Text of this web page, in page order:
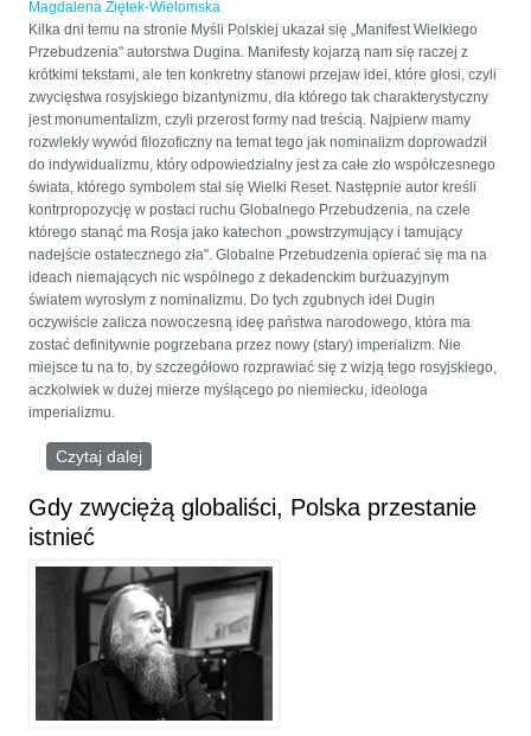
Magdalena Ziętek-Wielomska
Kilka dni temu na stronie Myśli Polskiej ukazał się „Manifest Wielkiego
Przebudzenia" autorstwa Dugina. Manifesty kojarzą nam się raczej z
krótkimi tekstami, ale ten konkretny stanowi przejaw idei, które głosi, czyli
zwycięstwa rosyjskiego bizantynizmu, dla którego tak charakterystyczny
jest monumentalizm, czyli przerost formy nad treścią. Najpierw mamy
rozwlekły wywód filozoficzny na temat tego jak nominalizm doprowadził
do indywidualizmu, który odpowiedzialny jest za całe zło współczesnego
świata, którego symbolem stał się Wielki Reset. Następnie autor kreśli
kontrpropozycję w postaci ruchu Globalnego Przebudzenia, na czele
którego stanąć ma Rosja jako katechon „powstrzymujący i tamujący
nadejście ostatecznego zła". Globalne Przebudzenia opierać się ma na
ideach niemających nic wspólnego z dekadenckim burżuazyjnym
światem wyrosłym z nominalizmu. Do tych zgubnych idei Dugin
oczywiście zalicza nowoczesną ideę państwa narodowego, która ma
zostać definitywnie pogrzebana przez nowy (stary) imperializm. Nie
miejsce tu na to, by szczegółowo rozprawiać się z wizją tego rosyjskiego,
aczkolwiek w dużej mierze myślącego po niemiecku, ideologa
imperializmu.
Czytaj dalej
Gdy zwyciężą globaliści, Polska przestanie
istnieć